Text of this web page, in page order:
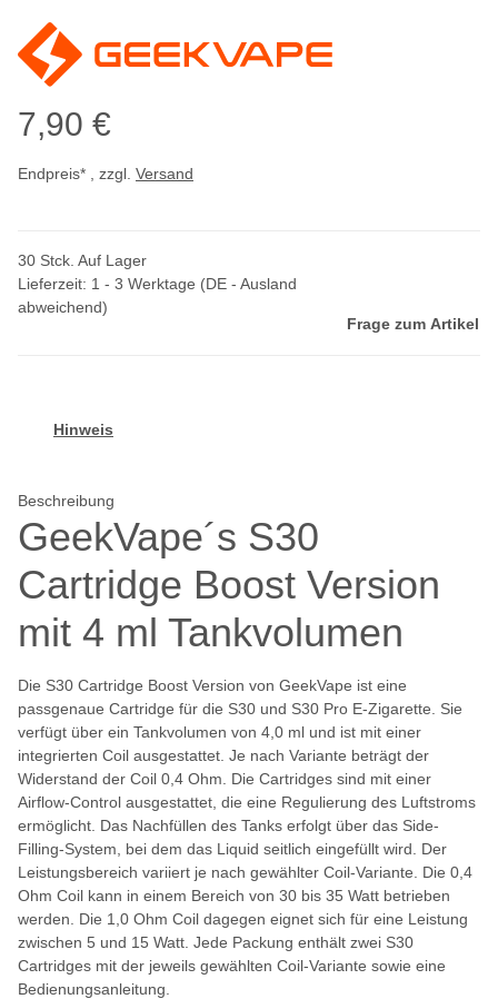
7,90 €
Endpreis* , zzgl. Versand
30 Stck. Auf Lager
Lieferzeit: 1 - 3 Werktage (DE - Ausland
abweichend)
Frage zum Artikel
Hinweis
Beschreibung
GeekVape´s S30
Cartridge Boost Version
mit 4 ml Tankvolumen
Die S30 Cartridge Boost Version von GeekVape ist eine
passgenaue Cartridge für die S30 und S30 Pro E-Zigarette. Sie
verfügt über ein Tankvolumen von 4,0 ml und ist mit einer
integrierten Coil ausgestattet. Je nach Variante beträgt der
Widerstand der Coil 0,4 Ohm. Die Cartridges sind mit einer
Airflow-Control ausgestattet, die eine Regulierung des Luftstroms
ermöglicht. Das Nachfüllen des Tanks erfolgt über das Side-
Filling-System, bei dem das Liquid seitlich eingefüllt wird. Der
Leistungsbereich variiert je nach gewählter Coil-Variante. Die 0,4
Ohm Coil kann in einem Bereich von 30 bis 35 Watt betrieben
werden. Die 1,0 Ohm Coil dagegen eignet sich für eine Leistung
zwischen 5 und 15 Watt. Jede Packung enthält zwei S30
Cartridges mit der jeweils gewählten Coil-Variante sowie eine
Bedienungsanleitung.